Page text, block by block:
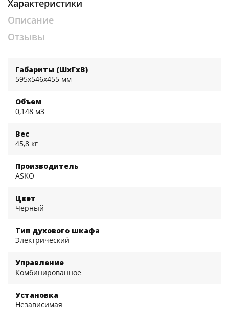
Характеристики
Описание
Отзывы
Габариты (ШхГхВ)
595x546x455 мм
Объем
0,148 м3
Вес
45,8 кг
Производитель
ASKO
Цвет
Чёрный
Тип духового шкафа
Электрический
Управление
Комбинированное
Установка
Независимая